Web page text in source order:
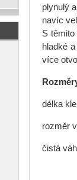
plynulý
navíc
S
hladké
více
délka
rozměr
čistá